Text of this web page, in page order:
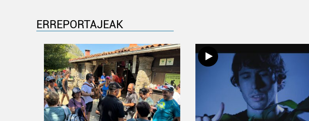
ERREPORTAJEAK